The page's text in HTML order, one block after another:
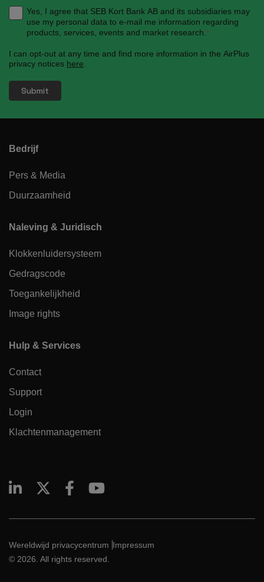
Yes, I agree that SEB Kort Bank AB and its subsidiaries may
use my personal data to e-mail me information regarding
products, services, events and market research. *
I can opt-out at any time and find more information in the AirPlus
privacy notices here
Bedrijf
Pers & Media
Duurzaamheid
Naleving & Juridisch
Klokkenluidersysteem
Gedragscode
Toegankelijkheid
Image rights
Hulp & Services
Contact
Support
Login
Klachtenmanagement
Wereldwijd privacycentrum Impressum
© 2026. All rights reserved.